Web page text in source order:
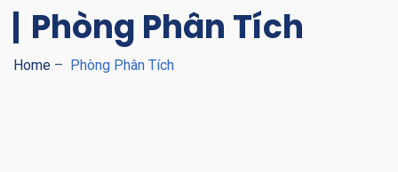
Phòng Phân Tích
Home – Phòng Phân Tích